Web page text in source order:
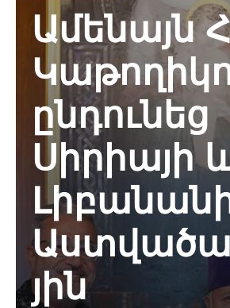
Ամենայն
ընդունեց
Սիրիայի
յին